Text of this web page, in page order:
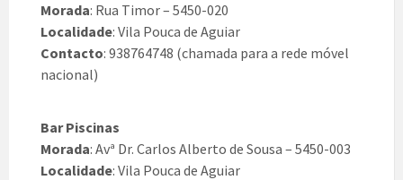
Morada: Rua Timor – 5450-020
Localidade: Vila Pouca de Aguiar
Contacto: 938764748 (chamada para a rede móvel
nacional)
Bar Piscinas
Morada: Avª Dr. Carlos Alberto de Sousa – 5450-003
Localidade: Vila Pouca de Aguiar